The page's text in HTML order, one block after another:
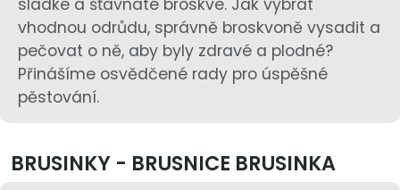
sladké a šťavnaté broskve. Jak vybrat
vhodnou odrůdu, správně broskvoně vysadit a
pečovat o ně, aby byly zdravé a plodné?
Přinášíme osvědčené rady pro úspěšné
pěstování.
BRUSINKY - BRUSNICE BRUSINKA